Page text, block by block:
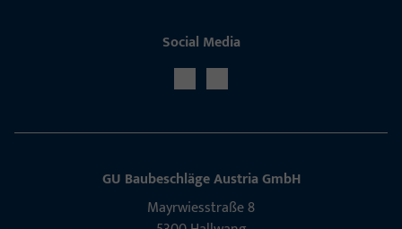
Social Media
GU Baubeschläge Aus­tria GmbH
Mayrwies­straße 8